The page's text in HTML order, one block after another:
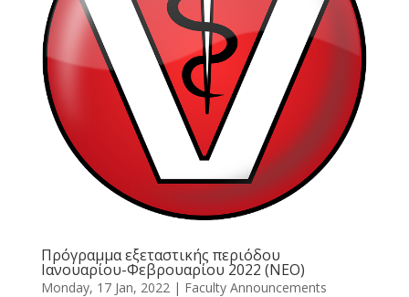
Πρόγραμμα εξεταστικής περιόδου
Ιανουαρίου-Φεβρουαρίου 2022 (NEO)
Monday, 17 Jan, 2022 | Faculty Announcements